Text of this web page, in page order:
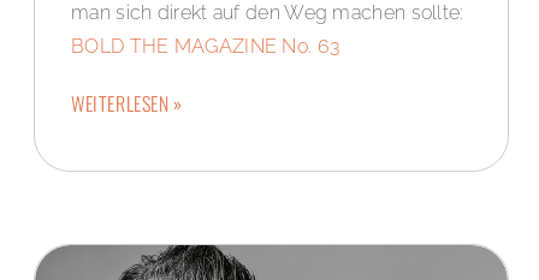
man sich direkt auf den Weg machen sollte:
BOLD THE MAGAZINE No. 63
WEITERLESEN »